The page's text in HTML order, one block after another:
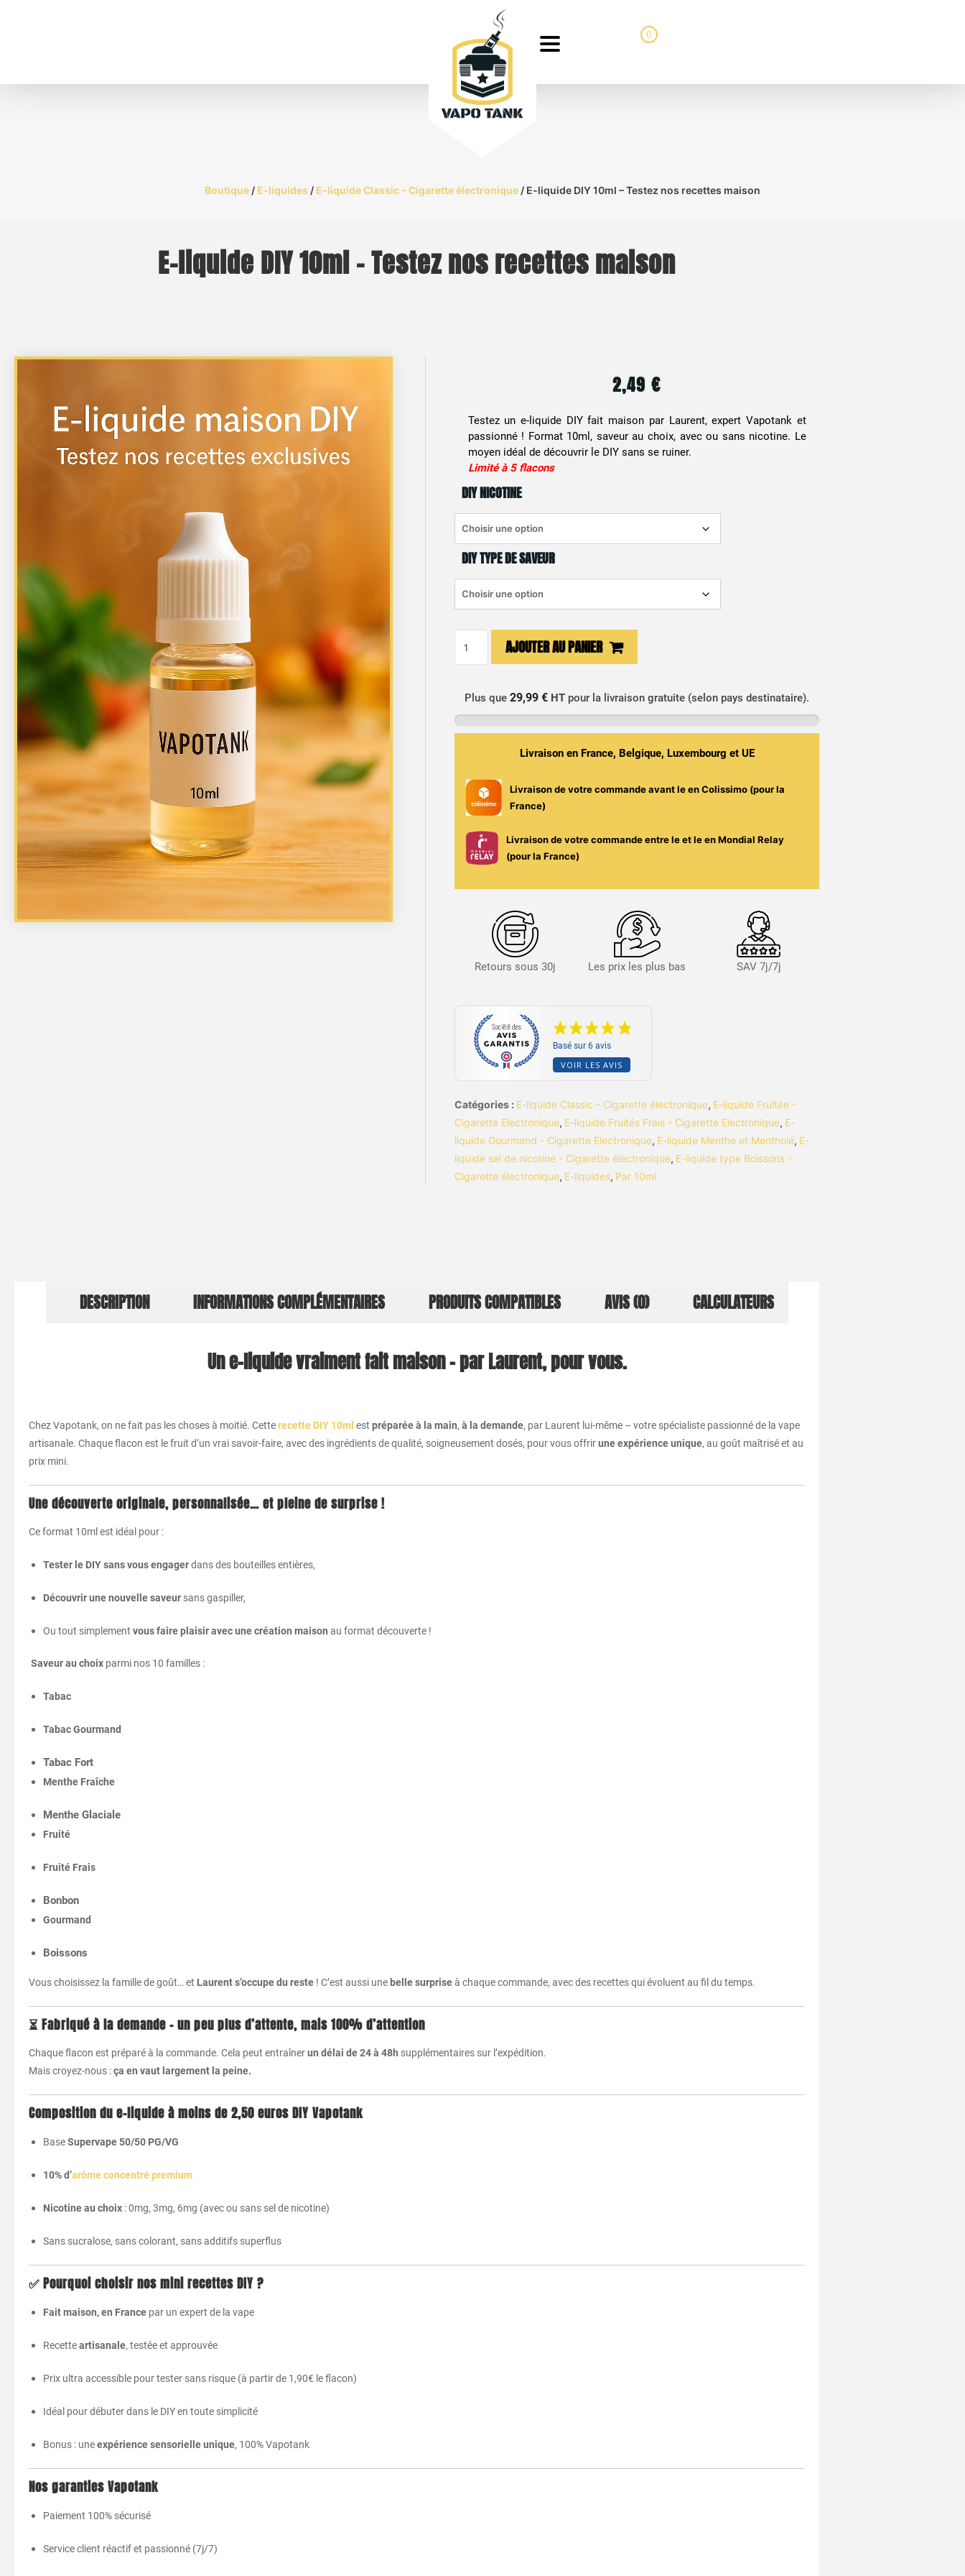
0
Boutique / E-liquides / E-liquide Classic - Cigarette électronique / E-liquide DIY 10ml – Testez nos recettes maison
E-liquide DIY 10ml – Testez nos recettes maison
2,49€
Testez un e-liquide DIY fait maison par Laurent, expert Vapotank et
passionné ! Format 10ml, saveur au choix, avec ou sans nicotine. Le
moyen idéal de découvrir le DIY sans se ruiner.
Limité à 5 flacons
DIY NICOTINE
DIY TYPE DE SAVEUR
liquide
10ml
nos
recettes
maison
AJOUTER AU PANIER
Plus que29,99 € HT pour la livraison gratuite (selon pays destinataire).
Livraison en France, Belgique, Luxembourg et UE
Livraison de votre commande avant leen Colissimo (pour la
France)
Livraison de votre commande entre leet leen Mondial Relay
(pour la France)
Retours sous 30j Les prix les plus bas SAV 7j/7j
Basé sur 6 avis
VOIR LES AVIS
Catégories : E-liquide Classic - Cigarette électronique, E-liquide Fruitée -
Cigarette Electronique, E-liquide Fruités Frais - Cigarette Electronique, E-
liquide Gourmand - Cigarette Electronique, E-liquide Menthe et Mentholé, E-
liquide sel de nicotine - Cigarette électronique, E-liquide type Boissons -
Cigarette électronique, E-liquides, Par 10ml
DESCRIPTION INFORMATIONS COMPLÉMENTAIRES PRODUITS COMPATIBLES AVIS (0) CALCULATEURS
Un e-liquide vraiment fait maison – par Laurent, pour vous.
Chez Vapotank, on ne fait pas les choses à moitié. Cetterecette DIY 10ml est préparée à la main, à la demande, par Laurent lui-même – votre spécialiste passionné de la vape
artisanale. Chaque flacon est le fruit d’un vrai savoir-faire, avec des ingrédients de qualité, soigneusement dosés, pour vous offrirune expérience unique, au goût maîtrisé et au
prix mini.
Une découverte originale, personnalisée… et pleine de surprise !
Ce format 10ml est idéal pour :
Tester le DIY sans vous engagerdans des bouteilles entières,
Découvrir une nouvelle saveur sans gaspiller,
Ou tout simplement vous faire plaisir avec une création maison au format découverte !
Saveur au choix parmi nos 10 familles :
Tabac
Tabac Gourmand
Tabac Fort
Menthe Fraîche
Menthe Glaciale
Fruité
Fruité Frais
Bonbon
Gourmand
Boissons
Vous choisissez la famille de goût… et Laurent s’occupe du reste ! C’est aussi une belle surpriseà chaque commande, avec des recettes qui évoluent au fil du temps.
⏳ Fabriqué à la demande – un peu plus d’attente, mais 100% d’attention
Chaque flacon est préparé à la commande. Cela peut entraînerun délai de 24 à 48h supplémentaires sur l’expédition.
Mais croyez-nous :ça en vaut largement la peine.
Composition du e-liquide à moins de 2,50 euros DIY Vapotank
BaseSupervape 50/50 PG/VG
10% d’arôme concentré premium
Nicotine au choix : 0mg, 3mg, 6mg (avec ou sans sel de nicotine)
Sans sucralose, sans colorant, sans additifs superflus
✅ Pourquoi choisir nos mini recettes DIY ?
Fait maison, en France par un expert de la vape
Recetteartisanale, testée et approuvée
Prix ultra accessible pour tester sans risque (à partir de 1,90€ le flacon)
Idéal pour débuter dans le DIY en toute simplicité
Bonus : uneexpérience sensorielle unique, 100% Vapotank
Nos garanties Vapotank
Paiement 100% sécurisé
Service client réactif et passionné (7j/7)